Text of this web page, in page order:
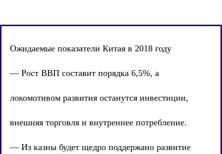
Ожидаемые показатели Китая в 2018 году
— Рост ВВП составит порядка 6,5%, а
локомотивом развития останутся инвестиции,
внешняя торговля и внутреннее потребление.
— Из казны будет щедро поддержано развитие